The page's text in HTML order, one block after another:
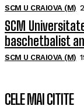
SCM U CRAIOVA (M)
SCM
baschetbalist
SCM U CRAIOVA (M)
CELE MAI CITITE